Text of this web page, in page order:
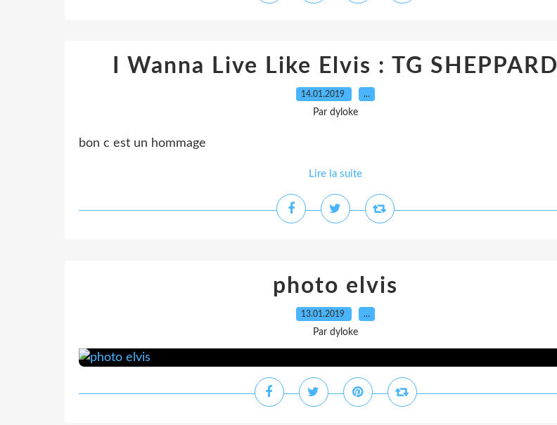
I Wanna Live Like Elvis : TG SHEPPARD
14.01.2019 …
Par dyloke
bon c est un hommage
Lire la suite
photo elvis
13.01.2019 …
Par dyloke